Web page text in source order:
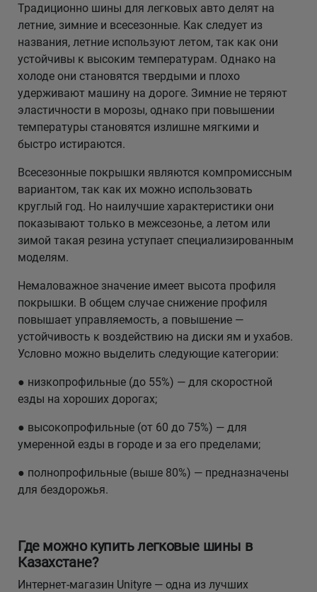
Традиционно шины для легковых авто делят на
летние, зимние и всесезонные. Как следует из
названия, летние используют летом, так как они
устойчивы к высоким температурам. Однако на
холоде они становятся твердыми и плохо
удерживают машину на дороге. Зимние не теряют
эластичности в морозы, однако при повышении
температуры становятся излишне мягкими и
быстро истираются.
Всесезонные покрышки являются компромиссным
вариантом, так как их можно использовать
круглый год. Но наилучшие характеристики они
показывают только в межсезонье, а летом или
зимой такая резина уступает специализированным
моделям.
Немаловажное значение имеет высота профиля
покрышки. В общем случае снижение профиля
повышает управляемость, а повышение —
устойчивость к воздействию на диски ям и ухабов.
Условно можно выделить следующие категории:
● низкопрофильные (до 55%) — для скоростной
езды на хороших дорогах;
● высокопрофильные (от 60 до 75%) — для
умеренной езды в городе и за его пределами;
● полнопрофильные (выше 80%) — предназначены
для бездорожья.
Где можно купить легковые шины в
Казахстане?
Интернет-магазин Unityre — одна из лучших